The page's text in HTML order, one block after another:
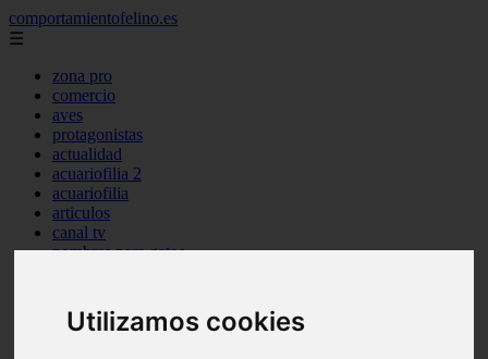
Utilizamos cookies
comportamientofelino.es
☰
zona pro
comercio
aves
protagonistas
actualidad
acuariofilia 2
acuariofilia
articulos
canal tv
nombres para gatos
uncategorized
zona pro